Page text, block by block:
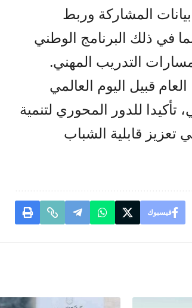
المشاركة وربط
في ذلك البرنامج الوطني
التدريب المهني.
قبيل اليوم العالمي
يصادف 15 تموز الحالي، تأكيدا للدور المحوري لتنمية
تعزيز قابلية الشباب
فيسبوك